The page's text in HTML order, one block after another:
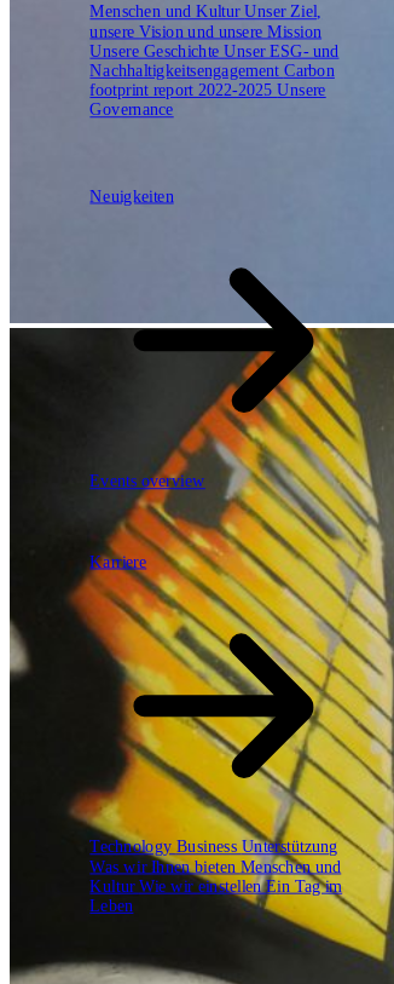
Menschen und KulturUnser Ziel,
unsere Vision und unsere Mission
Unsere GeschichteUnser ESG- und
Nachhaltigkeitsengagement Carbon
footprint report 2022-2025Unsere
Governance
Neuigkeiten
Events overview
Karriere
Technology BusinessUnterstützung
Was wir Ihnen bieten Menschen und
KulturWie wir einstellenEin Tag im
Leben
open.search